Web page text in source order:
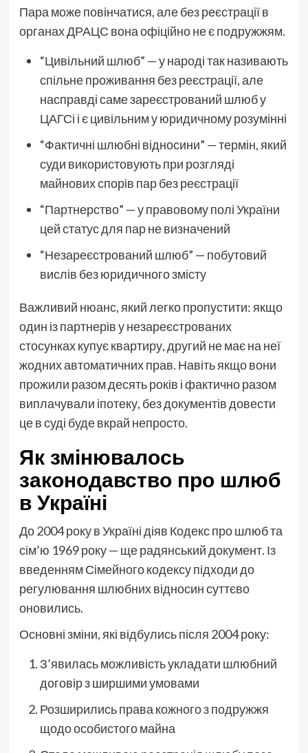
Пара може повінчатися, але без реєстрації в
органах ДРАЦС вона офіційно не є подружжям.
“Цивільний шлюб” — у народі так називають
спільне проживання без реєстрації, але
насправді саме зареєстрований шлюб у
ЦАГСі і є цивільним у юридичному розумінні
“Фактичні шлюбні відносини” — термін, який
суди використовують при розгляді
майнових спорів пар без реєстрації
“Партнерство” — у правовому полі України
цей статус для пар не визначений
“Незареєстрований шлюб” — побутовий
вислів без юридичного змісту
Важливий нюанс, який легко пропустити: якщо
один із партнерів у незареєстрованих
стосунках купує квартиру, другий не має на неї
жодних автоматичних прав. Навіть якщо вони
прожили разом десять років і фактично разом
виплачували іпотеку, без документів довести
це в суді буде вкрай непросто.
Як змінювалось
законодавство про шлюб
в Україні
До 2004 року в Україні діяв Кодекс про шлюб та
сім’ю 1969 року — ще радянський документ. Із
введенням Сімейного кодексу підходи до
регулювання шлюбних відносин суттєво
оновились.
Основні зміни, які відбулись після 2004 року:
З’явилась можливість укладати шлюбний
договір з ширшими умовами
Розширились права кожного з подружжя
щодо особистого майна